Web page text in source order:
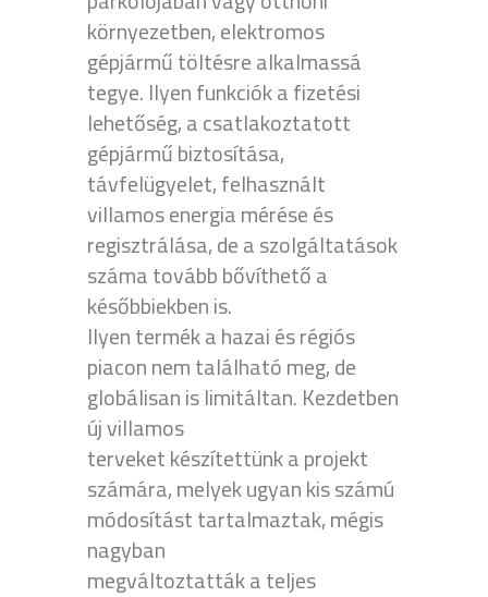
környezetben, elektromos
gépjármű töltésre alkalmassá
tegye. Ilyen funkciók a fizetési
lehetőség, a csatlakoztatott
gépjármű biztosítása,
távfelügyelet, felhasznált
villamos energia mérése és
regisztrálása, de a szolgáltatások
száma tovább bővíthető a
későbbiekben is.
Ilyen termék a hazai és régiós
piacon nem található meg, de
globálisan is limitáltan. Kezdetben
új villamos
terveket készítettünk a projekt
számára, melyek ugyan kis számú
módosítást tartalmaztak, mégis
nagyban
megváltoztatták a teljes